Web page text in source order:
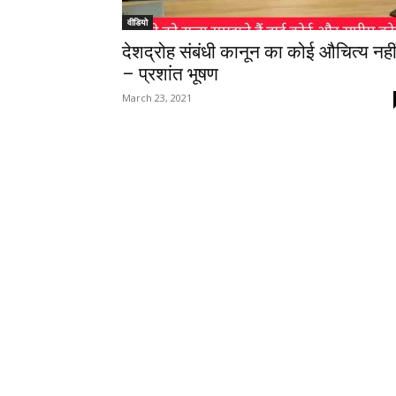
वीडियो
देशद्रोह संबंधी कानून का कोई औचित्य नहीं
– प्रशांत भूषण
March 23, 2021